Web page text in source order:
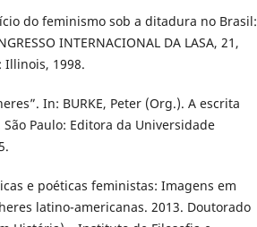
do feminismo sob a ditadura no Brasil:
INTERNACIONAL DA LASA, 21,
Illinois, 1998.
In: BURKE, Peter (Org.). A escrita
Paulo: Editora da Universidade
e poéticas feministas: Imagens em
latino-americanas. 2013. Doutorado